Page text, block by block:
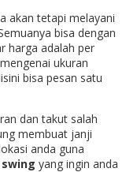
akan tetapi melayani
bisa dengan
harga adalah per
ukuran
bisa pesan satu
dan takut salah
membuat janji
anda guna
yang ingin anda